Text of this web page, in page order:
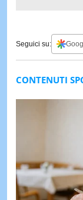
Seguici su: